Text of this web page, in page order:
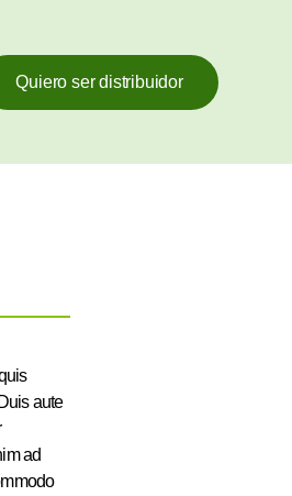
Quiero ser distribuidor
aute
ad